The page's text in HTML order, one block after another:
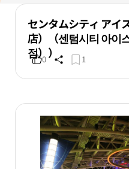
センタムシティ アイ
店）（센텀시티 아이
점））
0 1